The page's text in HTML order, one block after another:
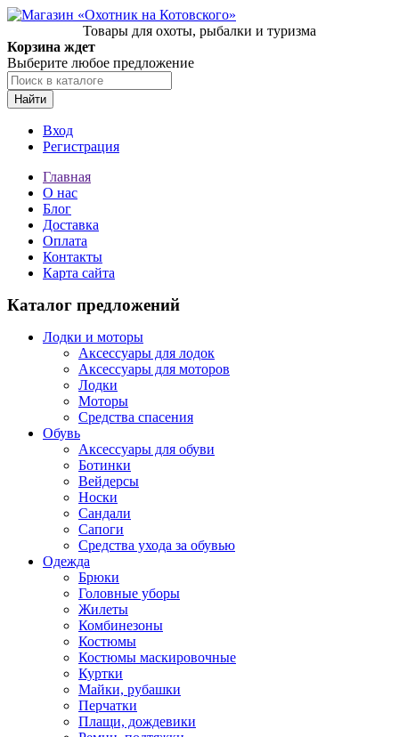
Товары для охоты, рыбалки и туризма
Корзина ждет
Выберите любое предложение
Найти
Вход
Регистрация
Главная
О нас
Блог
Доставка
Оплата
Контакты
Карта сайта
Каталог предложений
Лодки и моторы
Аксессуары для лодок
Аксессуары для моторов
Лодки
Моторы
Средства спасения
Обувь
Аксессуары для обуви
Ботинки
Вейдерсы
Носки
Сандали
Сапоги
Средства ухода за обувью
Одежда
Брюки
Головные уборы
Жилеты
Комбинезоны
Костюмы
Костюмы маскировочные
Куртки
Майки, рубашки
Перчатки
Плащи, дождевики